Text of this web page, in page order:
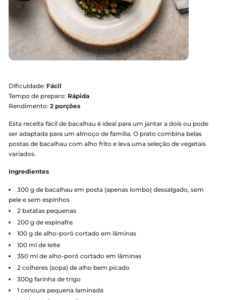
Tempo de preparo:
Esta receita fácil de bacalhau é ideal para um jantar a dois
ser adaptada para um almoço de família. O prato combina
postas de bacalhau com alho frito e leva uma seleção de
variados.
Ingredientes
300 g de bacalhau em posta (apenas lombo) dessalgado,
pele e sem espinhos